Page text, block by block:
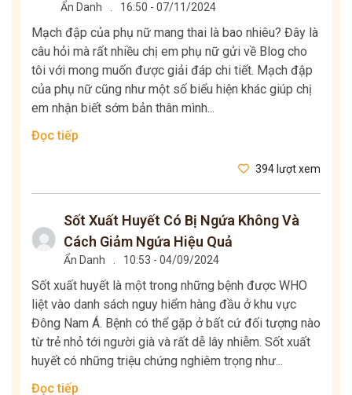
Ẩn Danh . 16:50 - 07/11/2024
Mạch đập của phụ nữ mang thai là bao nhiêu? Đây là
câu hỏi mà rất nhiều chị em phụ nữ gửi về Blog cho
tôi với mong muốn được giải đáp chi tiết. Mạch đập
của phụ nữ cũng như một số biểu hiện khác giúp chị
em nhận biết sớm bản thân mình...
Đọc tiếp
394 lượt xem
Sốt Xuất Huyết Có Bị Ngứa Không Và
Cách Giảm Ngứa Hiệu Quả
Ẩn Danh . 10:53 - 04/09/2024
Sốt xuất huyết là một trong những bệnh được WHO
liệt vào danh sách nguy hiểm hàng đầu ở khu vực
Đông Nam Á. Bệnh có thể gặp ở bất cứ đối tượng nào
từ trẻ nhỏ tới người già và rất dễ lây nhiễm. Sốt xuất
huyết có những triệu chứng nghiêm trọng như...
Đọc tiếp